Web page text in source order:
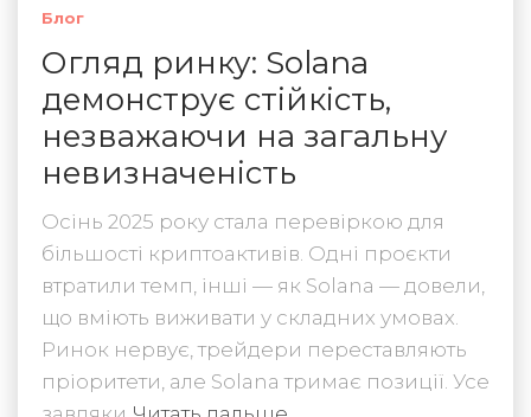
Блог
Огляд ринку: Solana
демонструє стійкість,
незважаючи на загальну
невизначеність
Осінь 2025 року стала перевіркою для
більшості криптоактивів. Одні проєкти
втратили темп, інші — як Solana — довели,
що вміють виживати у складних умовах.
Ринок нервує, трейдери переставляють
пріоритети, але Solana тримає позиції. Усе